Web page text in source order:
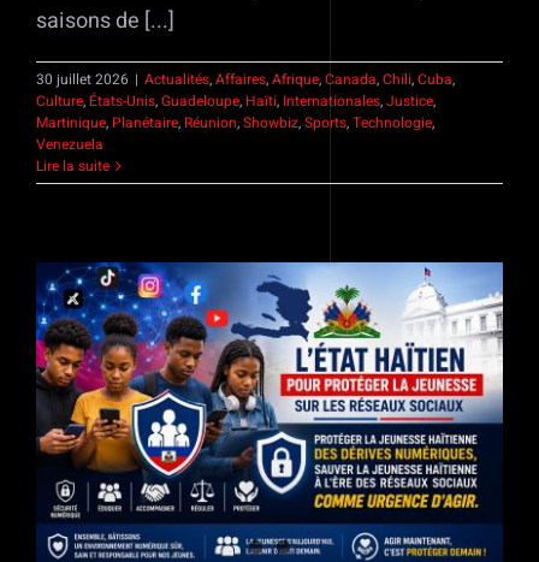
saisons de [...]
30 juillet 2026 | Actualités,Affaires,Afrique,Canada,Chili,Cuba,
Culture, États-Unis,Guadeloupe, Haïti, Internationales,Justice,
Martinique, Planétaire, Réunion,Showbiz,Sports,Technologie,
Venezuela
Lire la suite